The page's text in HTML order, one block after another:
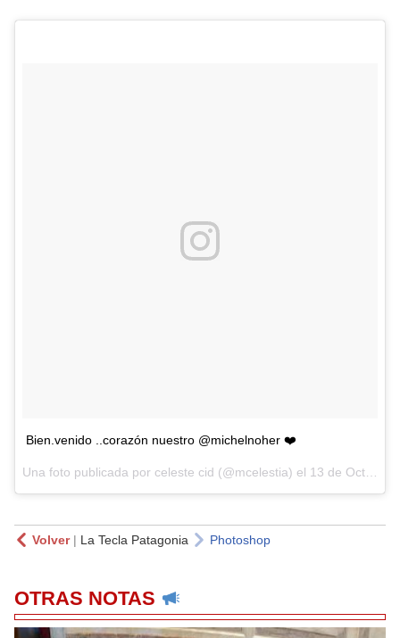
Bien.venido ..corazón nuestro @michelnoher ❤️
Una foto publicada por celeste cid (@mcelestia) el 13 de Oct de 2016 a la(s) 7:59 PDT
Volver| La Tecla Patagonia Photoshop
OTRAS NOTAS